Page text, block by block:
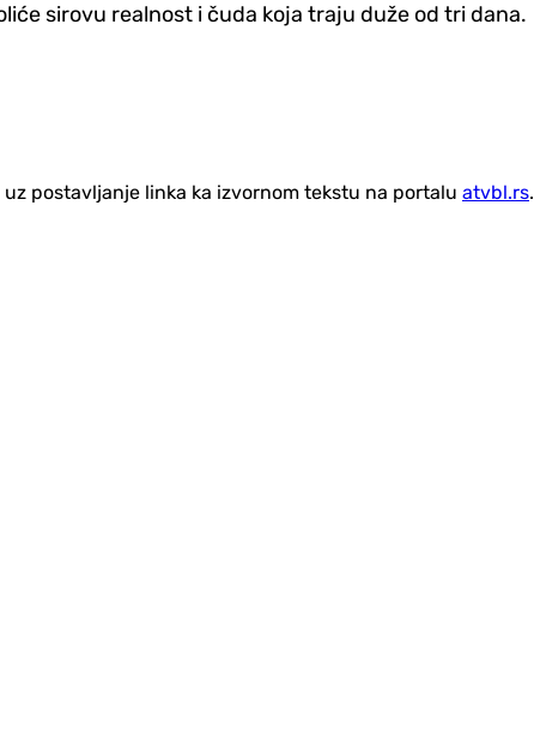
sirovu realnost i čuda koja traju duže od tri dana.
postavljanje linka ka izvornom tekstu na portalu atvbl.rs.